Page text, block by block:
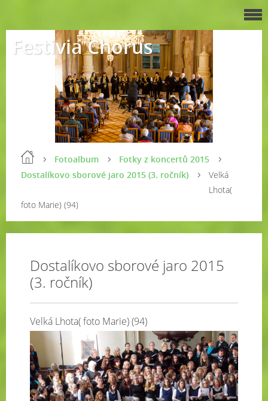
Festivia Chorus
Fotoalbum
Fotky z koncertů 2015
Dostalíkovo sborové jaro 2015 (3. ročník)
Velká
Lhota(
foto Marie) (94)
Dostalíkovo sborové jaro 2015
(3. ročník)
Velká Lhota( foto Marie) (94)